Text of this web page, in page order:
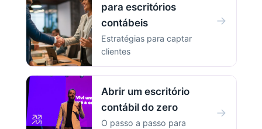
para escritórios
contábeis
Estratégias para captar
clientes
→
Abrir um escritório
contábil do zero
O passo a passo para
→